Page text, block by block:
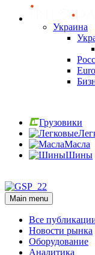
Украина
Грузовики
Масла
Шины
Main menu
Все
Новости рынка
Оборудование
Аналитика